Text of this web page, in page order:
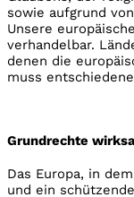
sowie aufgrund
Unsere
verhandelbar.
denen die
muss
Grundrechte
Das Europa, in
und ein